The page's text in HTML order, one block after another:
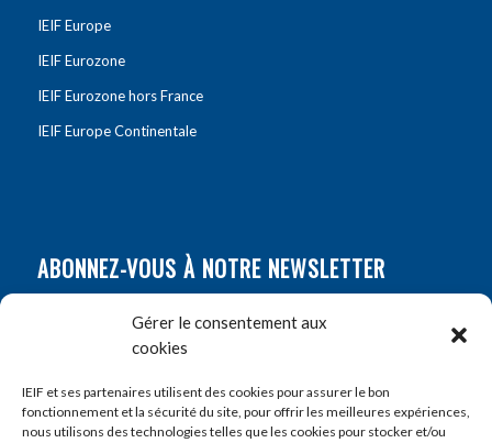
Gérer le consentement aux
cookies
IEIF et ses partenaires utilisent des cookies pour assurer le bon
fonctionnement et la sécurité du site, pour offrir les meilleures expériences,
nous utilisons des technologies telles que les cookies pour stocker et/ou
IEIF Europe
IEIF Eurozone
IEIF Eurozone hors France
IEIF Europe Continentale
ABONNEZ-VOUS À NOTRE NEWSLETTER
Prénom*